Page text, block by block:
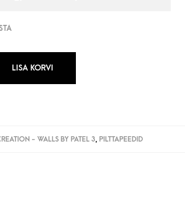
LISA KORVI
- WALLS BY PATEL 3, PILTTAPEEDID